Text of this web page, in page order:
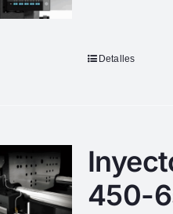
Detalles
450-